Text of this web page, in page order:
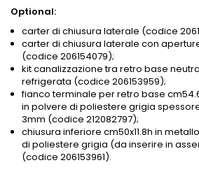
Optional:
carter di chiusura laterale (codice
carter di chiusura laterale con
(codice 206154079);
kit canalizzazione tra retro base
refrigerata (codice 206153959);
fianco terminale per retro base
in polvere di poliestere grigia
3mm (codice 212082797);
chiusura inferiore cm50x11.8h in
di poliestere grigia (da inserire in
(codice 206153961).